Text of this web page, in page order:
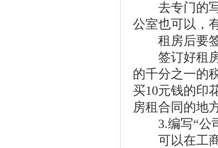
去专门的写
公室也可以，
租房后要签
签订好租房
的千分之一的
买10元钱的印
房租合同的地
3.编写“公
可以在工商